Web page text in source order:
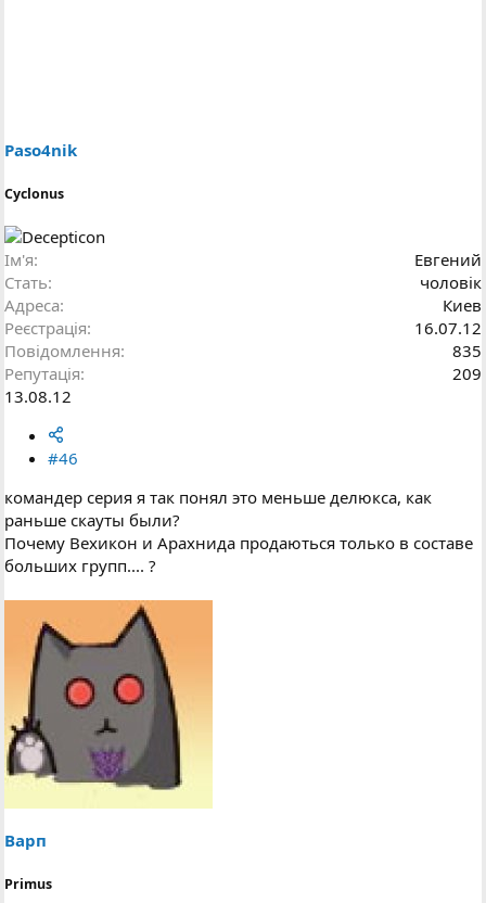
Paso4nik
Cyclonus
Ім'я
Евгений
Стать
чоловік
Адреса
Киев
Реєстрація
16.07.12
Повідомлення
835
Репутація
209
13.08.12
#46
командер серия я так понял это меньше делюкса, как
раньше скауты были?
Почему Вехикон и Арахнида продаються только в составе
больших групп.... ?
Варп
Primus